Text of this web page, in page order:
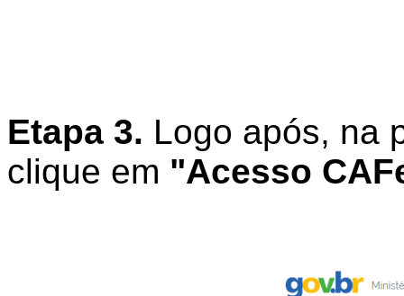
Etapa 3. Logo após, na
clique em "Acesso